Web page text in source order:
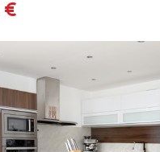
€
pocit, že vám je v 2-
tesno, tento 3-
Obežnej ulici je
upgrade, ktorý